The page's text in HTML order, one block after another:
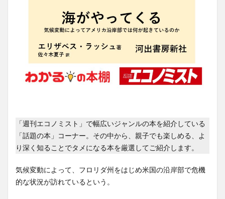
「週刊エコノミスト」で幅広いジャンルの本を紹介している
「話題の本」コーナー。その中から、親子でも楽しめる、よ
り深く知ることでタメになる本を厳選してご紹介します。
気候変動によって、フロリダ州をはじめ米国の沿岸部で危機
的な状況が訪れているという。